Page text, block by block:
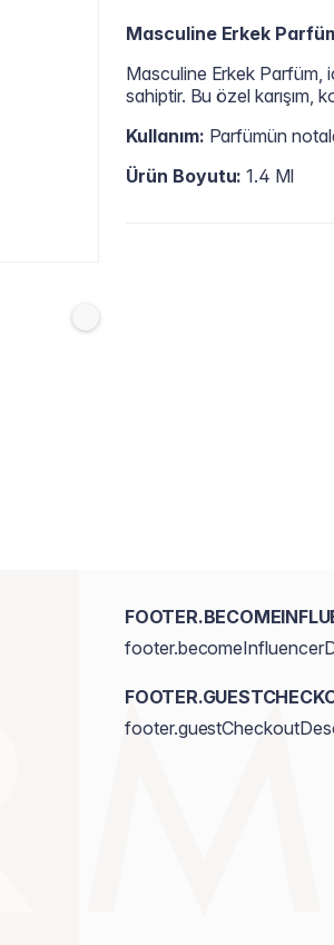
Masculine Erkek
Masculine Erkek Parfüm,
sahiptir. Bu özel karışım,
Kullanım: Parfümün
Ürün Boyutu:1.4 Ml